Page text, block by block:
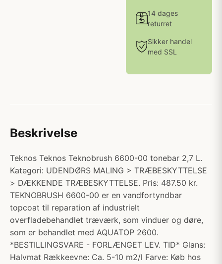
14 dages
returret
Sikker handel
med SSL
Beskrivelse
Teknos Teknos Teknobrush 6600-00 tonebar 2,7 L.
Kategori: UDENDØRS MALING > TRÆBESKYTTELSE
> DÆKKENDE TRÆBESKYTTELSE. Pris: 487.50 kr.
TEKNOBRUSH 6600-00 er en vandfortyndbar
topcoat til reparation af industrielt
overfladebehandlet træværk, som vinduer og døre,
som er behandlet med AQUATOP 2600.
*BESTILLINGSVARE - FORLÆNGET LEV. TID* Glans:
Halvmat Rækkeevne: Ca. 5-10 m2/l Farve: Køb hos